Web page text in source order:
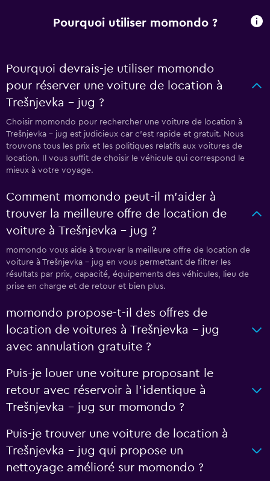
Pourquoi utiliser momondo ?
Pourquoi devrais-je utiliser momondo
pour réserver une voiture de location à
Trešnjevka – jug ?
Choisir momondo pour rechercher une voiture de location à
Trešnjevka – jug est judicieux car c'est rapide et gratuit. Nous
trouvons tous les prix et les politiques relatifs aux voitures de
location. Il vous suffit de choisir le véhicule qui correspond le
mieux à votre voyage.
Comment momondo peut-il m’aider à
trouver la meilleure offre de location de
voiture à Trešnjevka – jug ?
momondo vous aide à trouver la meilleure offre de location de
voiture à Trešnjevka – jug en vous permettant de filtrer les
résultats par prix, capacité, équipements des véhicules, lieu de
prise en charge et de retour et bien plus.
momondo propose-t-il des offres de
location de voitures à Trešnjevka – jug
avec annulation gratuite ?
Puis-je louer une voiture proposant le
retour avec réservoir à l’identique à
Trešnjevka – jug sur momondo ?
Puis-je trouver une voiture de location à
Trešnjevka – jug qui propose un
nettoyage amélioré sur momondo ?